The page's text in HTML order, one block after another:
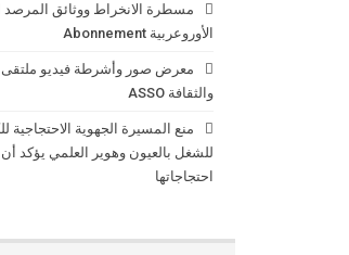
مسطرة الانخراط ووثائق المرصد
الأوروعربية Abonnement
معرض صور وأشرطة فيديو ملتقى
والثقافة ASSO
منع المسيرة الجهوية الاحتجاجية
للشغل بالعيون وهوير العلمي يؤكد
احتجاجاتها